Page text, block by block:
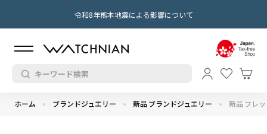
令和8年熊本地震による影響について
ホーム ブランドジュエリー 新品 ブランドジュエリー 新品 フレ